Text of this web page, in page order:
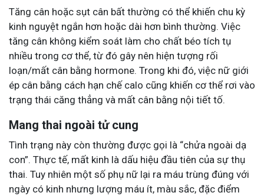
Tăng cân hoặc sụt cân bất thường có thể khiến chu kỳ
kinh nguyệt ngắn hơn hoặc dài hơn bình thường. Việc
tăng cân không kiểm soát làm cho chất béo tích tụ
nhiều trong cơ thể, từ đó gây nên hiện tượng rối
loạn/mất cân bằng hormone. Trong khi đó, việc nữ giới
ép cân bằng cách hạn chế calo cũng khiến cơ thể rơi vào
trạng thái căng thẳng và mất cân bằng nội tiết tố.
Mang thai ngoài tử cung
Tình trạng này còn thường được gọi là “chửa ngoài dạ
con”. Thực tế, mất kinh là dấu hiệu đầu tiên của sự thụ
thai. Tuy nhiên một số phụ nữ lại ra máu trùng đúng với
ngày có kinh nhưng lượng máu ít, màu sắc, đặc điểm